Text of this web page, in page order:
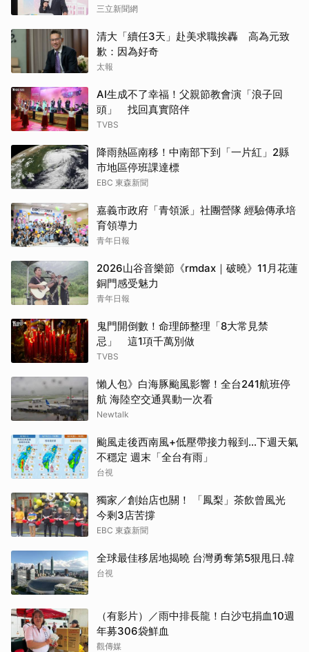
三立新聞網
清大「續任3天」赴美求職挨轟 高為元致
歉：因為好奇
太報
AI生成不了幸福！父親節教會演「浪子回
頭」 找回真實陪伴
TVBS
降雨熱區南移！中南部下到「一片紅」2縣
市地區停班課達標
EBC 東森新聞
嘉義市政府「青領派」社團營隊 經驗傳承培
育領導力
青年日報
2026山谷音樂節《rmdax｜破曉》11月花蓮
銅門感受魅力
青年日報
鬼門開倒數！命理師整理「8大常見禁
忌」 這1項千萬別做
TVBS
懶人包》白海豚颱風影響！全台241航班停
航 海陸空交通異動一次看
Newtalk
颱風走後西南風+低壓帶接力報到...下週天氣
不穩定 週末「全台有雨」
台視
獨家／創始店也關！ 「鳳梨」茶飲曾風光
今剩3店苦撐
EBC 東森新聞
全球最佳移居地揭曉 台灣勇奪第5狠甩日.韓
台視
（有影片）／雨中排長龍！白沙屯捐血10週
年募306袋鮮血
觀傳媒